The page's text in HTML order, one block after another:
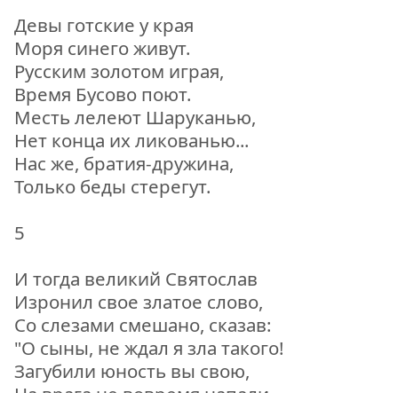
Девы готские у края
Моря синего живут.
Русским золотом играя,
Время Бусово поют.
Месть лелеют Шаруканью,
Нет конца их ликованью...
Нас же, братия-дружина,
Только беды стерегут.
5
И тогда великий Святослав
Изронил свое златое слово,
Со слезами смешано, сказав:
"О сыны, не ждал я зла такого!
Загубили юность вы свою,